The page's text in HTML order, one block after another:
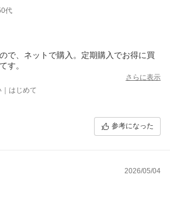
代
で、ネットで購入。定期購入でお得に買
す。
さらに表示
はじめて
参考になった
2026/05/04